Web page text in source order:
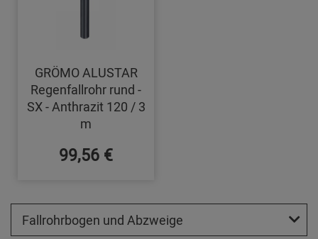
GRÖMO ALUSTAR
Regenfallrohr rund -
SX - Anthrazit 120 / 3
m
99,56 €
Fallrohrbogen und Abzweige